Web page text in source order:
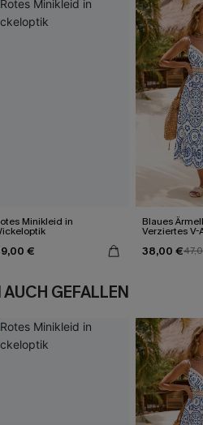
Minikleid in
€
Blaues
Verziertes
38,00 €
GEFALLEN